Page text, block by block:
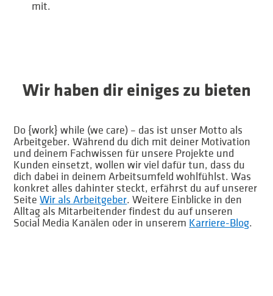
mit.
Wir haben dir einiges zu bieten
Do {work} while (we care) – das ist unser Motto als
Arbeitgeber. Während du dich mit deiner Motivation
und deinem Fachwissen für unsere Projekte und
Kunden einsetzt, wollen wir viel dafür tun, dass du
dich dabei in deinem Arbeitsumfeld wohlfühlst. Was
konkret alles dahinter steckt, erfährst du auf unserer
Seite Wir als Arbeitgeber. Weitere Einblicke in den
Alltag als Mitarbeitender findest du auf unseren
Social Media Kanälen oder in unserem Karriere-Blog.